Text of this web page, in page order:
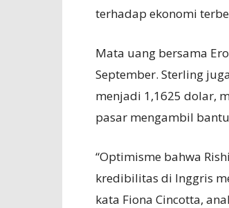
terhadap ekonomi
Mata uang bersama
September. Sterling
menjadi 1,1625 dolar,
pasar mengambil
“Optimisme bahwa
kredibilitas di Inggris
kata Fiona Cincotta,